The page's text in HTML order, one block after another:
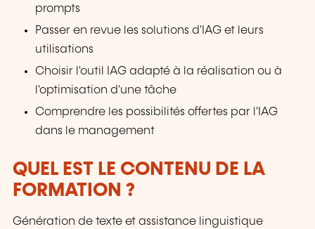
prompts
Passer en revue les solutions d'IAG et leurs
utilisations
Choisir l'outil IAG adapté à la réalisation ou à
l'optimisation d'une tâche
Comprendre les possibilités offertes par l'IAG
dans le management
QUEL EST LE CONTENU DE LA
FORMATION ?
Génération de texte et assistance linguistique